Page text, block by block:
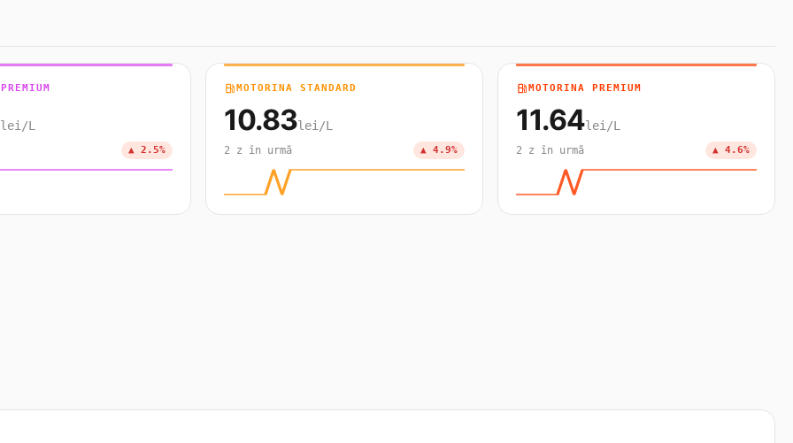
lei/L
▲ 2.5%
local_gas_stationMOTORINA STANDARD
10.83lei/L
2 z în urmă ▲ 4.9%
local_gas_stationMOTORINA PREMIUM
11.64lei/L
2 z în urmă ▲ 4.6%